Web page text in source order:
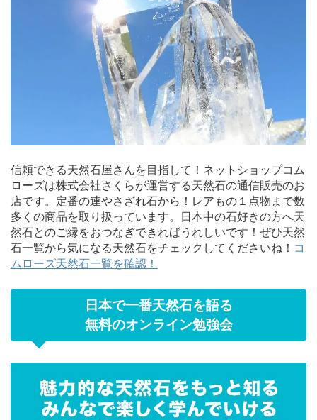
信頼できる天然石屋さんを目指して！ネットショップコム
ローズは株式会社さくらが運営する天然石の通信販売のお
店です。定番の連やさざれ石から！レアもの１点物まで数
多くの商品を取り扱っています。日本中の石好きの方へ天
然石とのご縁をおつなぎできればうれしいです！ぜひ天然
石一覧から気になる天然石をチェックしてくださいね！ コ
ムローズ天然石一覧を確認！
日本で一番天然石を語る
無料のオンライン勉強会